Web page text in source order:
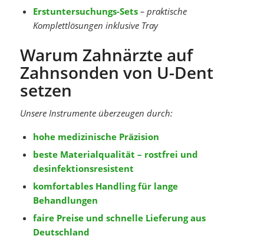
Erstuntersuchungs-Sets– praktische
Komplettlösungen inklusive Tray
Warum Zahnärzte auf
Zahnsonden von U-Dent
setzen
Unsere Instrumente überzeugen durch:
hohe medizinische Präzision
beste Materialqualität – rostfrei und
desinfektionsresistent
komfortables Handling für lange
Behandlungen
faire Preise und schnelle Lieferung aus
Deutschland